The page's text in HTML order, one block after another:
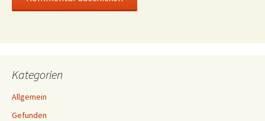
Kategorien
Allgemein
Gefunden